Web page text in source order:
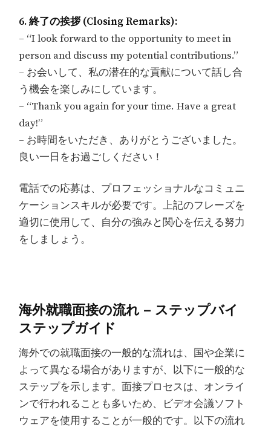
6. 終了の挨拶 (Closing Remarks):
– “I look forward to the opportunity to meet in
person and discuss my potential contributions.”
– お会いして、私の潜在的な貢献について話し合
う機会を楽しみにしています。
– “Thank you again for your time. Have a great
day!”
– お時間をいただき、ありがとうございました。
良い一日をお過ごしください！
電話での応募は、プロフェッショナルなコミュニ
ケーションスキルが必要です。上記のフレーズを
適切に使用して、自分の強みと関心を伝える努力
をしましょう。
海外就職面接の流れ – ステップバイ
ステップガイド
海外での就職面接の一般的な流れは、国や企業に
よって異なる場合がありますが、以下に一般的な
ステップを示します。面接プロセスは、オンライ
ンで行われることも多いため、ビデオ会議ソフト
ウェアを使用することが一般的です。以下の流れ